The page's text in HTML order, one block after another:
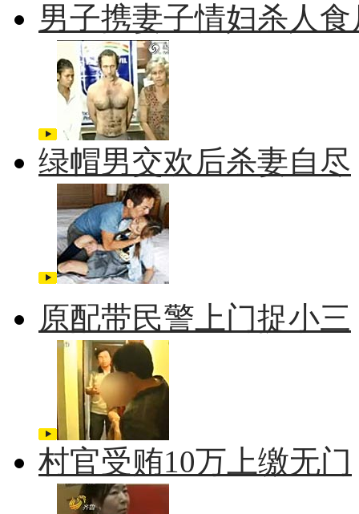
男子携妻子情妇杀人食
绿帽男交欢后杀妻自尽
原配带民警上门捉小三
村官受贿10万上缴无门